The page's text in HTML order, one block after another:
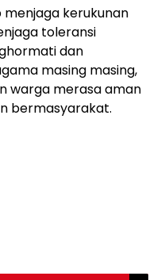
kerukunan
toleransi
dan
masing masing,
warga merasa aman
bermasyarakat.